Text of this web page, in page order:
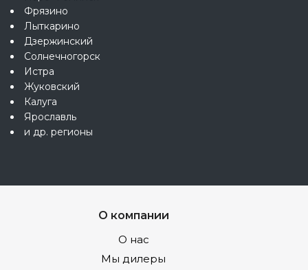
Фрязино
Лыткарино
Дзержинский
Солнечногорск
Истра
Жуковский
Калуга
Ярославль
и др. регионы
О компании
О нас
Мы дилеры